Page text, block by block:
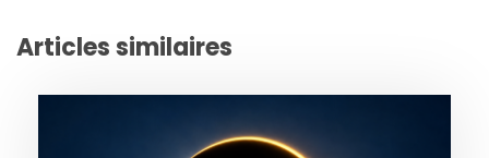
Articles similaires